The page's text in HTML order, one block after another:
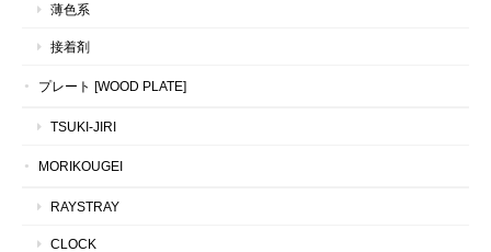
薄色系
接着剤
プレート [WOOD PLATE]
TSUKI-JIRI
MORIKOUGEI
RAYSTRAY
CLOCK